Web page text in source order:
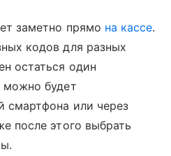
заметно прямо на кассе.
кодов для разных
остаться один
можно будет
смартфона или через
после этого выбрать